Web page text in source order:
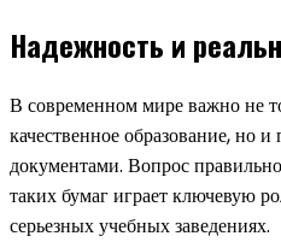
Надежность и
В современном мире важно не
качественное образование, но
документами. Вопрос
таких бумаг играет ключевую
серьезных учебных заведениях.